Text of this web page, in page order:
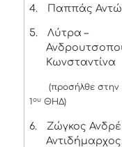
4. Παππάς
5.
Λύτρα –
Κωνσταντίνα
(προσήλθε στην
1 ουΘΗΔ)
6.
Ζώγκος